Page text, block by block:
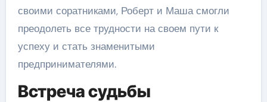
своими соратниками, Роберт и Маша смогли
преодолеть все трудности на своем пути к
успеху и стать знаменитыми
предпринимателями.
Встреча судьбы